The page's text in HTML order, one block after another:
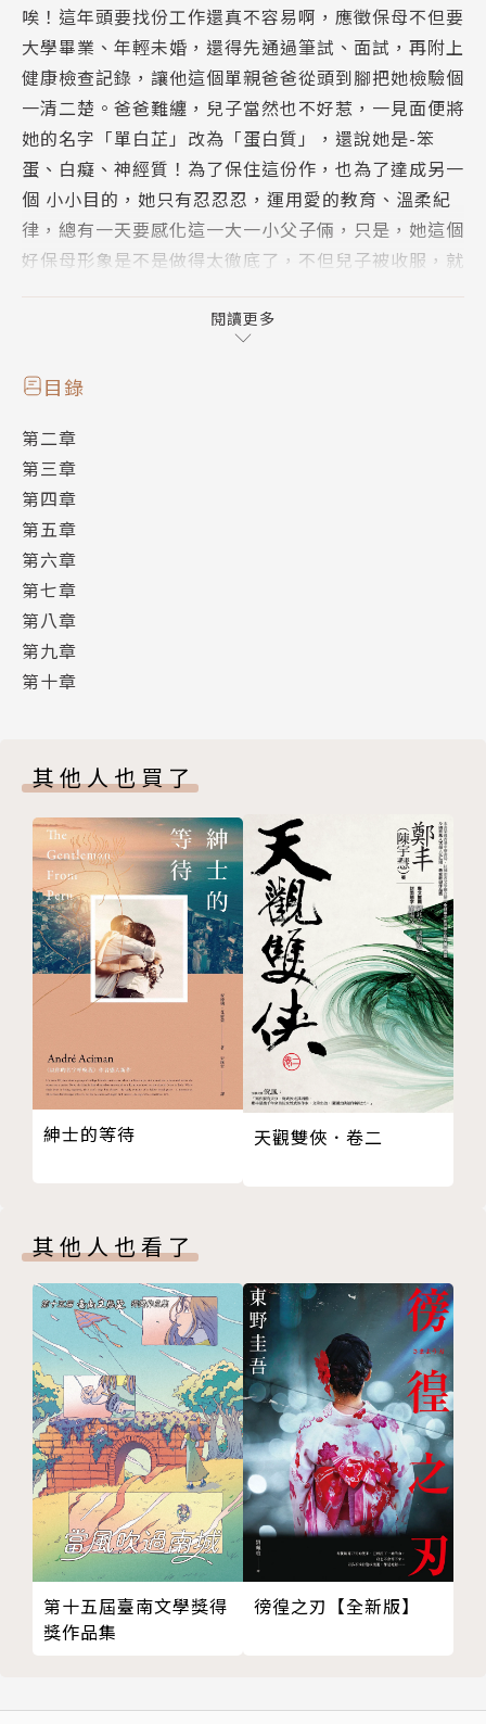
唉！這年頭要找份工作還真不容易啊，應徵保母不但要
大學畢業、年輕未婚，還得先通過筆試、面試，再附上
健康檢查記錄，讓他這個單親爸爸從頭到腳把她檢驗個
一清二楚。爸爸難纏，兒子當然也不好惹，一見面便將
她的名字「單白芷」改為「蛋白質」，還說她是-笨
蛋、白癡、神經質！為了保住這份作，也為了達成另一
個 小小目的，她只有忍忍忍，運用愛的教育、溫柔紀
律，總有一天要感化這一大一小父子倆，只是，她這個
好保母形象是不是做得太徹底了，不但兒子被收服，就
閱讀更多
目錄
第二章
第三章
第四章
第五章
第六章
第七章
第八章
第九章
第十章
其他人也買了
紳士的等待 天觀雙俠．卷二
其他人也看了
第十五屆臺南文學獎得
獎作品集
徬徨之刃【全新版】